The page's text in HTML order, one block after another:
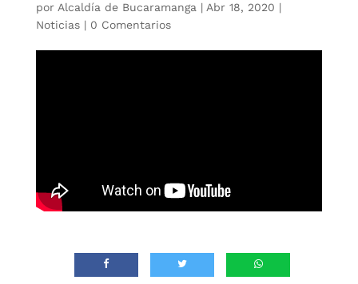
por Alcaldía de Bucaramanga | Abr 18, 2020 |
Noticias| 0 Comentarios